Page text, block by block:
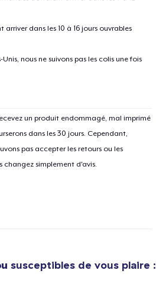
dans les 10 à 16 jours ouvrables
nous ne suivons pas les colis une fois
un produit endommagé, mal imprimé
dans les 30 jours. Cependant,
pas accepter les retours ou les
changez simplement d'avis.
susceptibles de vous plaire :
au Panier